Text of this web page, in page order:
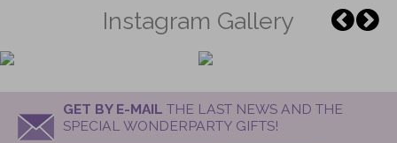
Instagram Gallery
GET BY E-MAIL THE LAST NEWS AND THE
SPECIAL WONDERPARTY GIFTS!